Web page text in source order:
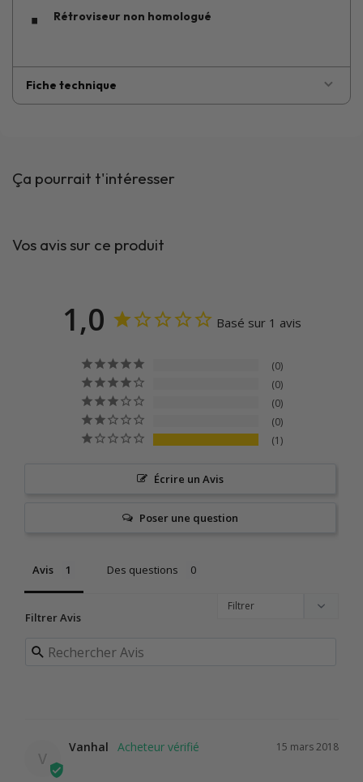
Rétroviseur non homologué
Fiche technique
Ça pourrait t'intéresser
Vos avis sur ce produit
1,0 Basé sur 1 avis
0
0
0
0
1
Écrire un Avis
Poser une question
Avis Des questions
Filtrer Avis
V
15 mars 2018
Vanhal